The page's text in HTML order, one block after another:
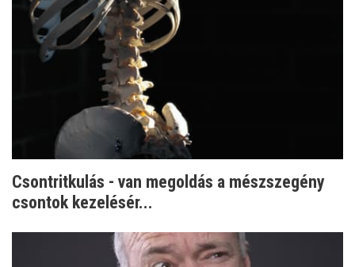
Csontritkulás - van megoldás a mészszegény
csontok kezelésér...